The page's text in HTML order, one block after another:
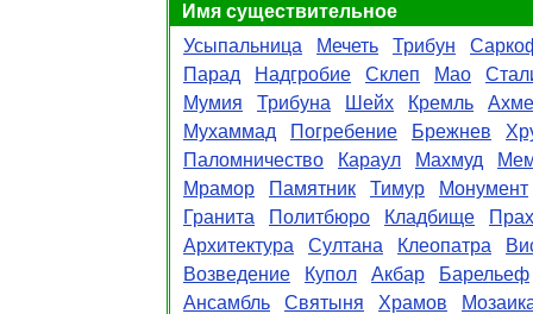
Имя существительное
Усыпальница
Мечеть Трибун
Парад
Надгробие Склеп Мао
Мумия
Трибуна Шейх Кремль
Мухаммад
Погребение Брежнев
Паломничество
Караул Махмуд
Мрамор
Памятник Тимур
Монумент
Гранита
Политбюро Кладбище
Прах
Архитектура
Султана Клеопатра
Возведение
Купол Акбар
Барельеф
Ансамбль
Святыня Храмов